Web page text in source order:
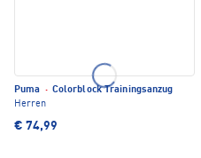
Puma · Colorblock Trainingsanzug
Herren
€ 74,99